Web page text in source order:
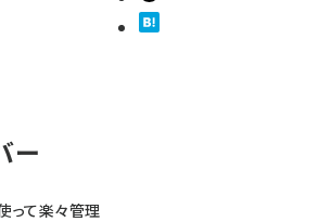
ー
って楽々管理